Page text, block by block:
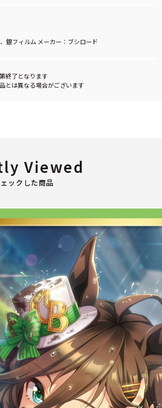
銀フィルム メーカー：ブシロード
終了となります
とは異なる場合がございます
ックした商品
Viewed